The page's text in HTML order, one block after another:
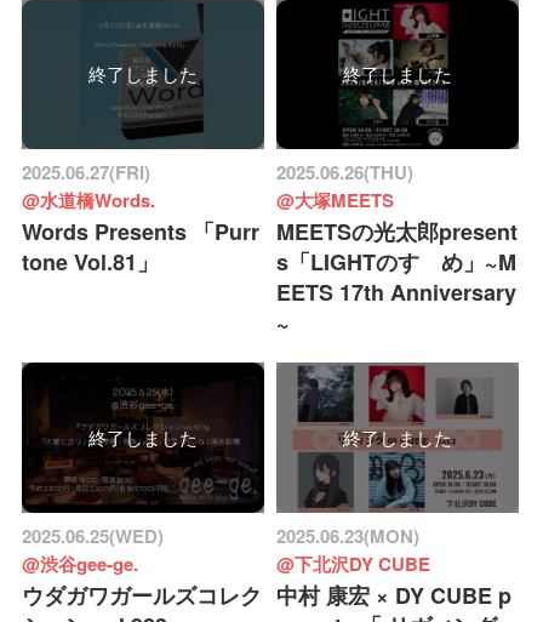
終了しました
2025.06.27(FRI)
@水道橋Words.
Words Presents 「Purr
tone Vol.81」
終了しました
2025.06.26(THU)
@大塚MEETS
MEETSの光太郎present
s「LIGHTのすゝめ」~M
EETS 17th Anniversary
~
終了しました
2025.06.25(WED)
@渋谷gee-ge.
ウダガワガールズコレク
終了しました
2025.06.23(MON)
@下北沢DY CUBE
中村 康宏 × DY CUBE p